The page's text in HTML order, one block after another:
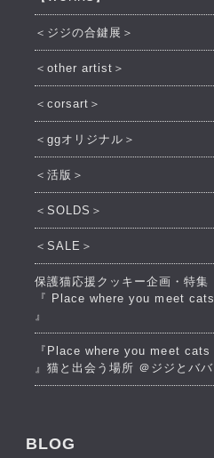
＜ジジの合鍵展＞
＜other artist＞
＜corsart＞
＜ggオリジナル＞
＜活版＞
＜SOLDS＞
＜SALE＞
保護猫応援クッキー企画・特集
『 Place where you meet cats
』
『Place where you meet cats
』猫と出会う場所 ＠ジジとババ
BLOG